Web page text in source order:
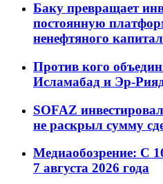
Баку превращает
постоянную
ненефтяного
Против кого
Исламабад и Эр-
SOFAZ
не раскрыл сумму
Медиаобозрение: С
7 августа 2026 года